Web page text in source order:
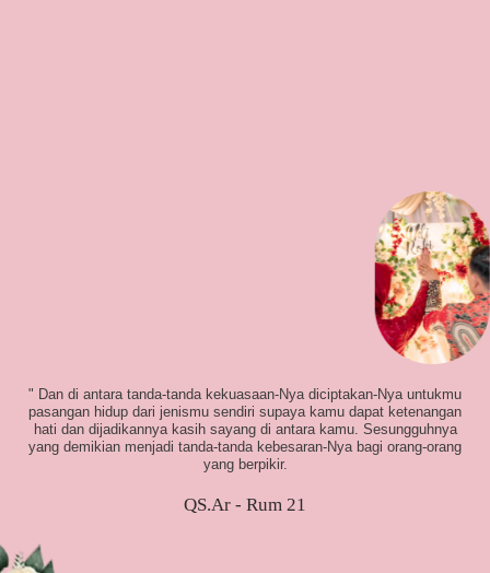
" Dan di antara tanda-tanda kekuasaan-Nya diciptakan-Nya untukmu
pasangan hidup dari jenismu sendiri supaya kamu dapat ketenangan
hati dan dijadikannya kasih sayang di antara kamu. Sesungguhnya
yang demikian menjadi tanda-tanda kebesaran-Nya bagi orang-orang
yang berpikir.
QS.Ar - Rum 21